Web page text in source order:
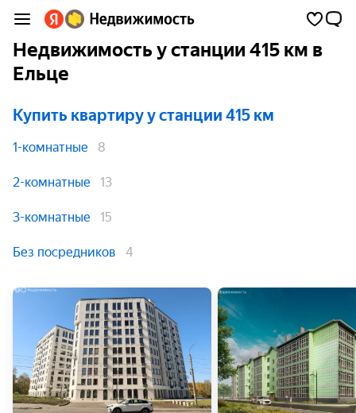
Недвижимость у станции 415 км в
Ельце
Купить квартируу станции 415 км
1-комнатные 8
2-комнатные 13
3-комнатные 15
Без посредников 4